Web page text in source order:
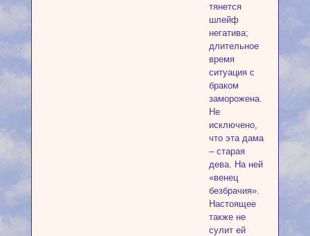
тянется
шлейф
негатива;
длительное
время
ситуация с
браком
заморожена.
Не
исключено,
что эта дама
– старая
дева. На ней
«венец
безбрачия».
Настоящее
также не
сулит ей